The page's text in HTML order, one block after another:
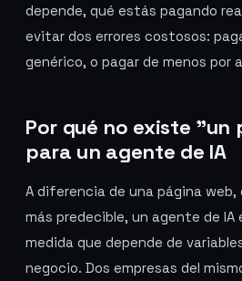
depende, qué estás pagando
evitar dos errores costosos:
genérico, o pagar de menos por
Por qué no existe "un
para un agente de IA
A diferencia de una página web,
más predecible, un agente de
medida que depende de
negocio. Dos empresas del